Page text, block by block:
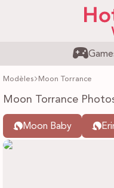
Modèles Moon Torrance
Moon Torrance
Moon Baby